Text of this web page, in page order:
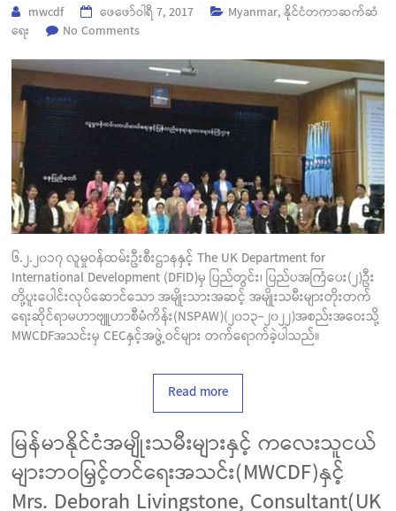
mwcdf ဖေ‌ဖော်ဝါရီ 7, 2017 Myanmar,နိုင်ငံတကာဆက်ဆံ
ရေး
No Comments
၆.၂.၂၀၁၇ လူမှုဝန်ထမ်းဦးစီးဌာနနှင့် The UK Department for
International Development (DFID)မှ ပြည်တွင်း၊ ပြည်ပအကြံပေး(၂)ဦး
တို့ပူးပေါင်းလုပ်ဆောင်သော အမျိုးသားအဆင့် အမျိုးသမီးများတိုးတက်
ရေးဆိုင်ရာမဟာဗျူဟာစီမံကိန်း(NSPAW)(၂၀၁၃-၂၀၂၂)အစည်းအဝေးသို့
MWCDFအသင်းမှ CECနှင့်အဖွဲ့ဝင်များ တက်ရောက်ခဲ့ပါသည်။
Read more
မြန်မာနိုင်ငံအမျိုးသမီးများနှင့် ကလေးသူငယ်
များဘဝမြှင့်တင်ရေးအသင်း(MWCDF)နှင့်
Mrs. Deborah Livingstone, Consultant(UK